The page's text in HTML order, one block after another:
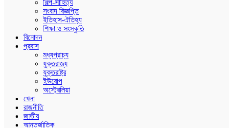
শিল্প-সাহিত্য
সংবাদ বিজ্ঞপ্তি
ইতিহাস-ঐতিহ্য
শিক্ষা ও সংস্কৃতি
বিনোদন
প্রবাস
মধ্যপ্রাচ্য
যুক্তরাজ্য
যুক্তরাষ্ট্র
ইউরোপ
অস্ট্রেলিয়া
খেলা
রাজনীতি
জাতীয়
আন্তর্জাতিক